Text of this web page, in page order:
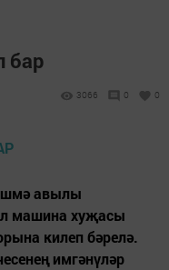
бар
3066 0 0
авылы
машина хуҗасы
килеп бәрелә.
имгәнүләр